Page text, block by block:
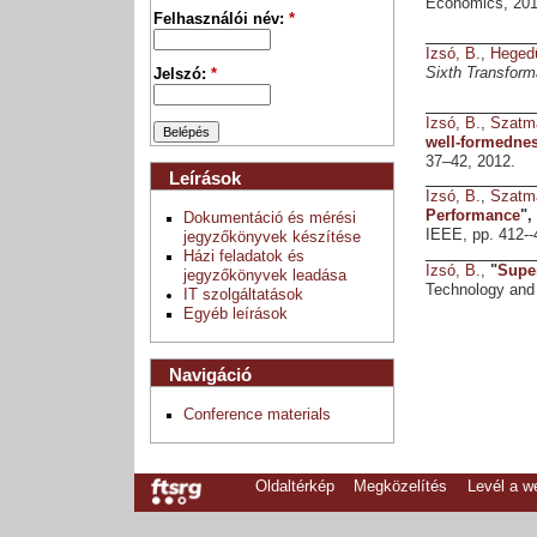
Economics,
Izsó, B.,
Sixth
Izsó, B.
well-
37–42, 2012.
Izsó, B.,
Performance",
IEEE, pp.
Izsó, B. "
Technology
Felhasználói név:*
Jelszó:*
Leírások
Dokumentáció és mérési
jegyzőkönyvek készítése
Házi feladatok és
jegyzőkönyvek leadása
IT szolgáltatások
Egyéb leírások
Navigáció
Conference materials
Oldaltérkép Megközelítés Levél a